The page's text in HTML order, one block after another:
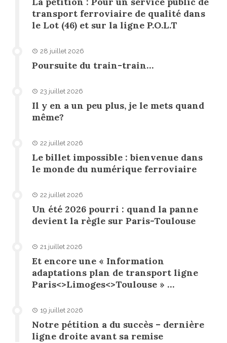
transport ferroviaire de qualité dans
le Lot (46) et sur la ligne P.O.L.T
28 juillet 2026
Poursuite du train-train…
23 juillet 2026
Il y en a un peu plus, je le mets quand
même?
22 juillet 2026
Le billet impossible : bienvenue dans
le monde du numérique ferroviaire
22 juillet 2026
Un été 2026 pourri : quand la panne
devient la règle sur Paris-Toulouse
21 juillet 2026
Et encore une « Information
adaptations plan de transport ligne
Paris<>Limoges<>Toulouse » …
19 juillet 2026
Notre pétition a du succès – dernière
ligne droite avant sa remise